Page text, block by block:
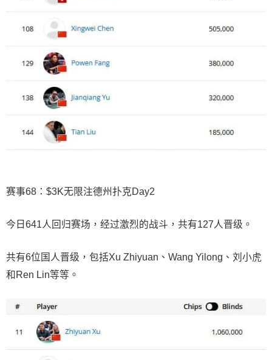
赛事68：$3K无限注德州扑克Day2
今日641人回归赛场，经过激烈的战斗，共有127人晋级。
共有6位国人晋级，包括Xu Zhiyuan、Wang Yilong、刘小虎
和Ren Lin等等。